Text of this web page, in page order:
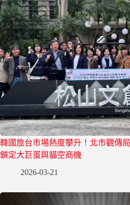
韓國旅台市場熱度攀升！北市觀傳局
鎖定大巨蛋與貓空商機
2026-03-21